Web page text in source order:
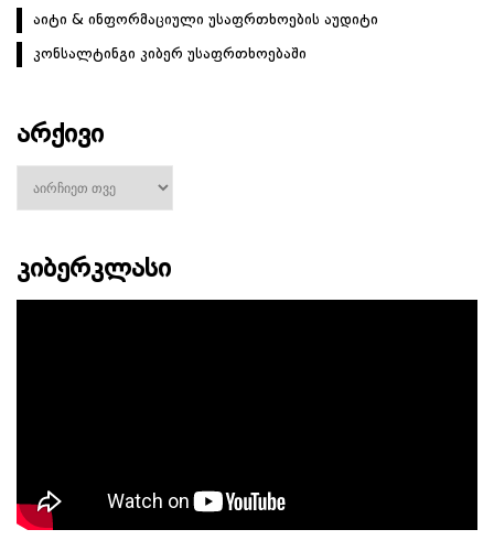
აიტი & ინფორმაციული უსაფრთხოების აუდიტი
კონსალტინგი კიბერ უსაფრთხოებაში
ᲐᲠᲥᲘᲕᲘ
ᲙᲘᲑᲔᲠᲙᲚᲐᲡᲘ